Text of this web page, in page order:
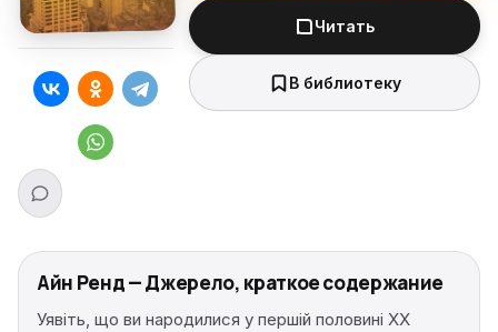
Читать
В библиотеку
Айн Ренд — Джерело, краткое содержание
Уявіть, що ви народилися у першій половині ХХ